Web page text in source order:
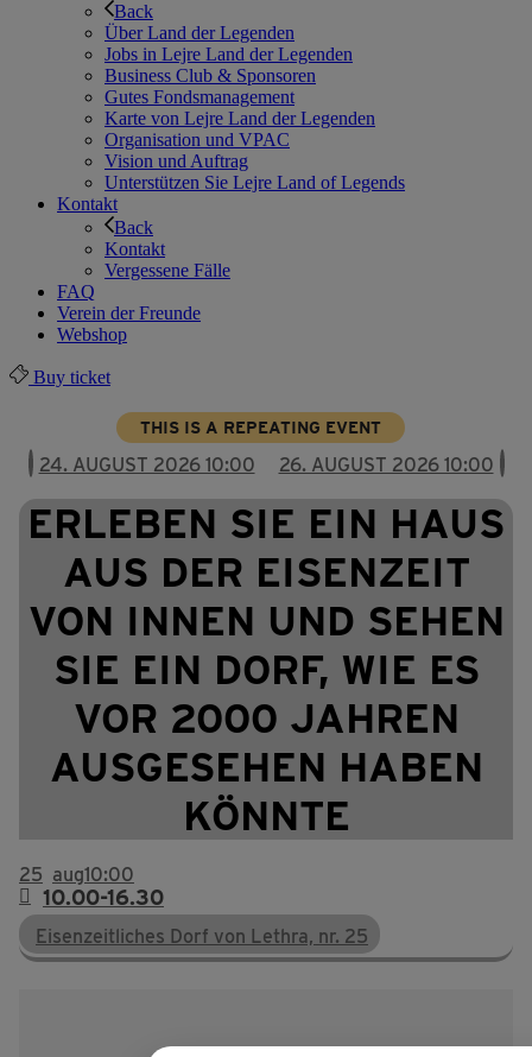
Back
Über Land der Legenden
Jobs in Lejre Land der Legenden
Business Club & Sponsoren
Gutes Fondsmanagement
Karte von Lejre Land der Legenden
Organisation und VPAC
Vision und Auftrag
Unterstützen Sie Lejre Land of Legends
Kontakt
Back
Kontakt
Vergessene Fälle
FAQ
Verein der Freunde
Webshop
Buy ticket
THIS IS A REPEATING EVENT
24. AUGUST 2026 10:00 26. AUGUST 2026 10:00
ERLEBEN SIE EIN HAUS
AUS DER EISENZEIT
VON INNEN UND SEHEN
SIE EIN DORF, WIE ES
VOR 2000 JAHREN
AUSGESEHEN HABEN
KÖNNTE
25 aug10:00
10.00-16.30
Eisenzeitliches Dorf von Lethra, nr. 25